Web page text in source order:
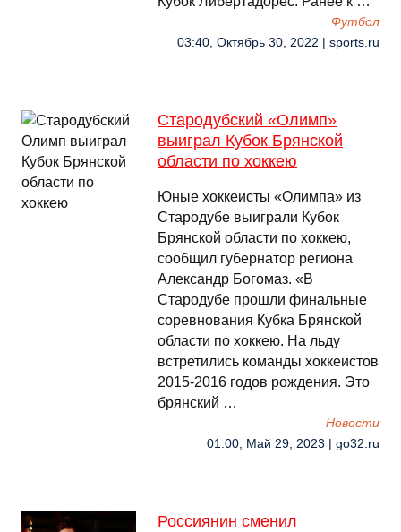
Футбол
03:40, Октябрь 30, 2022 | sports.ru
Стародубский «Олимп»
выиграл Кубок Брянской
области по хоккею
Юные хоккеисты «Олимпа» из
Стародубе выиграли Кубок
Брянской области по хоккею,
сообщил губернатор региона
Александр Богомаз. «В
Стародубе прошли финальные
соревнования Кубка Брянской
области по хоккею. На льду
встретились команды хоккеистов
2015-2016 годов рождения. Это
брянский …
Новости
01:00, Май 29, 2023 | go32.ru
Россиянин сменил